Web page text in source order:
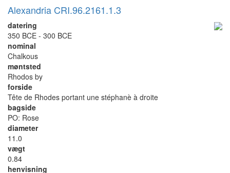
Alexandria CRI.96.2161.1.3
datering
350 BCE - 300 BCE
nominal
Chalkous
møntsted
Rhodos by
forside
Tête de Rhodes portant une stéphanè à droite
bagside
PO: Rose
diameter
11.0
vægt
0.84
henvisning